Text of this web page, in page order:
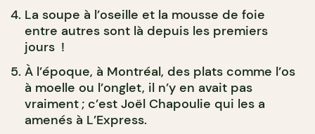
La soupe à l’oseille et la mousse de foie
entre autres sont là depuis les premiers
jours !
À l’époque, à Montréal, des plats comme l’os
à moelle ou l’onglet, il n’y en avait pas
vraiment ; c’est Joël Chapoulie qui les a
amenés à L’Express.